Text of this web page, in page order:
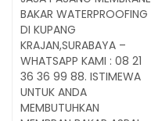
BAKAR WATERPROOFING
DI KUPANG
KRAJAN,SURABAYA –
WHATSAPP KAMI : 08 21
36 36 99 88. ISTIMEWA
UNTUK ANDA
MEMBUTUHKAN